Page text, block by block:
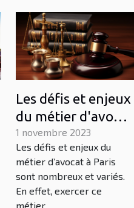
Les défis et enjeux
du métier d'avocat
à Paris
1 novembre 2023
Les défis et enjeux du
métier d’avocat à Paris
sont nombreux et variés.
En effet, exercer ce
métier...